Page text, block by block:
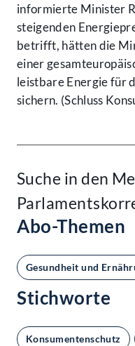
informierte Minister
steigenden
betrifft, hätten die
einer
leistbare Energie für
sichern. (Schluss
Suche in den
Abo-Themen
Gesundheit und
Stichworte
Konsumentenschutz